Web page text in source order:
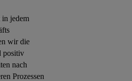
jedem
wir die
positiv
nach
Prozessen